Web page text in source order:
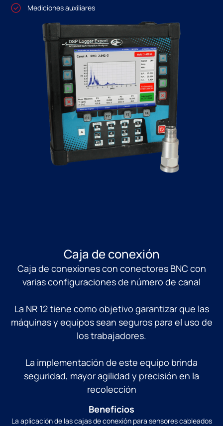
Mediciones auxiliares
Caja de conexión
Caja de conexiones con conectores BNC con
varias configuraciones de número de canal
La NR 12 tiene como objetivo garantizar que las
máquinas y equipos sean seguros para el uso de
los trabajadores.
La implementación de este equipo brinda
seguridad, mayor agilidad y precisión en la
recolección
Beneficios
La aplicación de las cajas de conexión para sensores cableados